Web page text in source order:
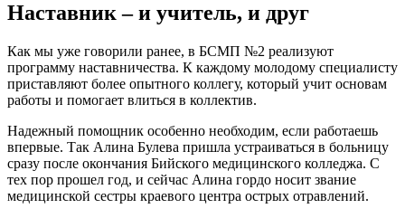
Наставник – и учитель, и друг
Как мы уже говорили ранее, в БСМП №2 реализуют
программу наставничества. К каждому молодому специалисту
приставляют более опытного коллегу, который учит основам
работы и помогает влиться в коллектив.
Надежный помощник особенно необходим, если работаешь
впервые. Так Алина Булева пришла устраиваться в больницу
сразу после окончания Бийского медицинского колледжа. С
тех пор прошел год, и сейчас Алина гордо носит звание
медицинской сестры краевого центра острых отравлений.